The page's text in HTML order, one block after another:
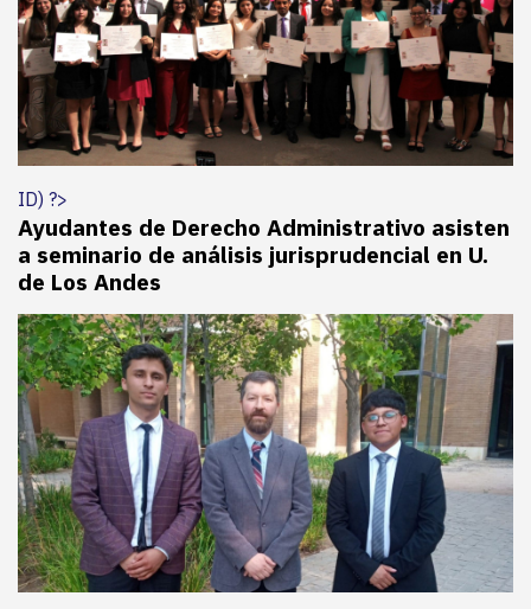
ID) ?>
Ayudantes de Derecho Administrativo asisten
a seminario de análisis jurisprudencial en U.
de Los Andes